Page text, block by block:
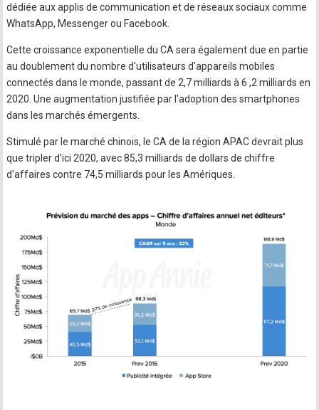
dédiée aux applis de communication et de réseaux sociaux comme
WhatsApp, Messenger ou Facebook.
Cette croissance exponentielle du CA sera également due en partie
au doublement du nombre d'utilisateurs d'appareils mobiles
connectés dans le monde, passant de 2,7 milliards à 6 ,2 milliards en
2020. Une augmentation justifiée par l'adoption des smartphones
dans les marchés émergents.
Stimulé par le marché chinois, le CA de la région APAC devrait plus
que tripler d'ici 2020, avec 85,3 milliards de dollars de chiffre
d'affaires contre 74,5 milliards pour les Amériques.